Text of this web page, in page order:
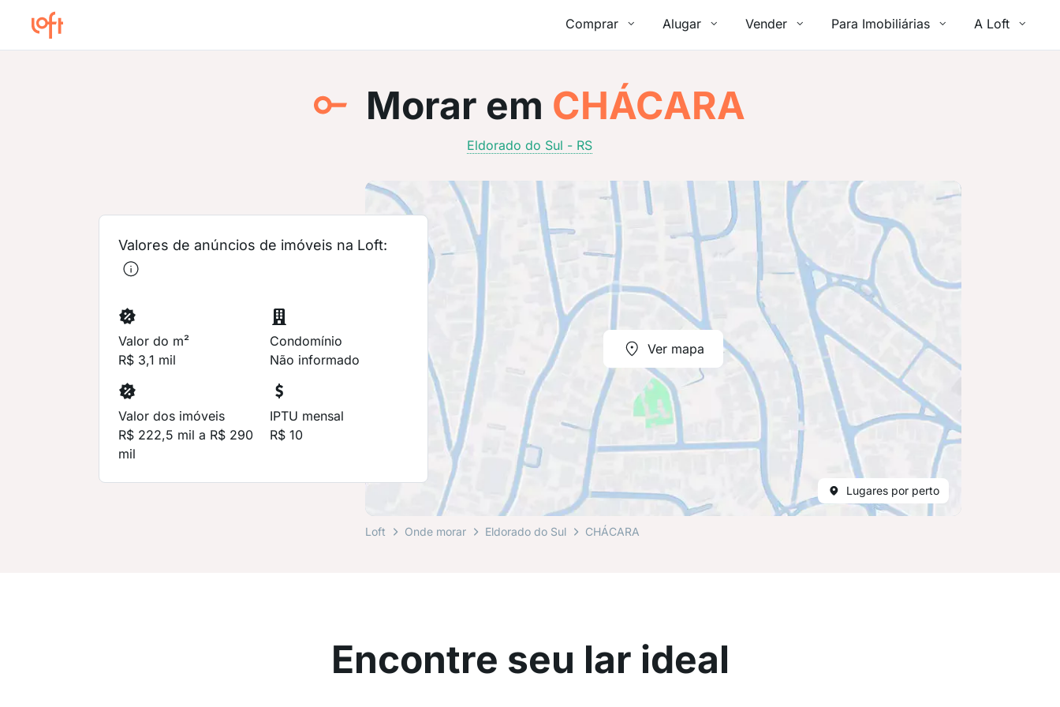
Comprar Alugar Vender Para Imobiliárias A Loft
Morar em CHÁCARA
Eldorado do Sul - RS
Ver mapa
Lugares por perto
Loft Onde morar Eldorado do Sul CHÁCARA
Valores de anúncios de imóveis na Loft:
Valor do m²
R$ 3,1 mil
Condomínio
Não informado
Valor dos imóveis
R$ 222,5 mil a R$ 290
mil
IPTU mensal
R$ 10
Encontre seu lar ideal